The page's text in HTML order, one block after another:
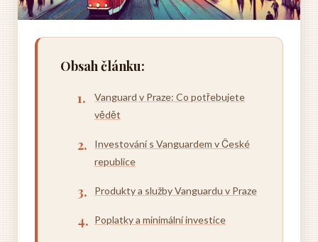
Obsah článku:
Vanguard v Praze: Co potřebujete
vědět
Investování s Vanguardem v České
republice
Produkty a služby Vanguardu v Praze
Poplatky a minimální investice